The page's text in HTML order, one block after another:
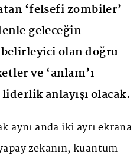
‘felsefi zombiler’
geleceğin
olan doğru
ve ‘anlam’ı
anlayışı olacak.
aynı anda iki ayrı ekrana
zekanın, kuantum